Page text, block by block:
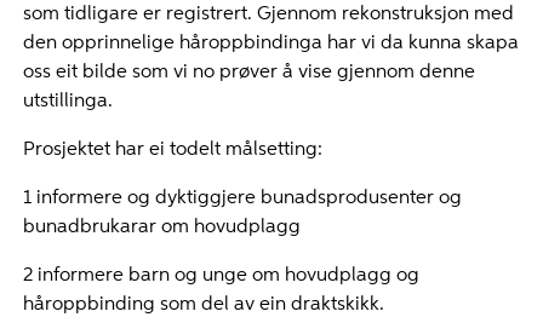
som tidligare er registrert. Gjennom rekonstruksjon med
den opprinnelige håroppbindinga har vi da kunna skapa
oss eit bilde som vi no prøver å vise gjennom denne
utstillinga.
Prosjektet har ei todelt målsetting:
1 informere og dyktiggjere bunadsprodusenter og
bunadbrukarar om hovudplagg
2 informere barn og unge om hovudplagg og
håroppbinding som del av ein draktskikk.